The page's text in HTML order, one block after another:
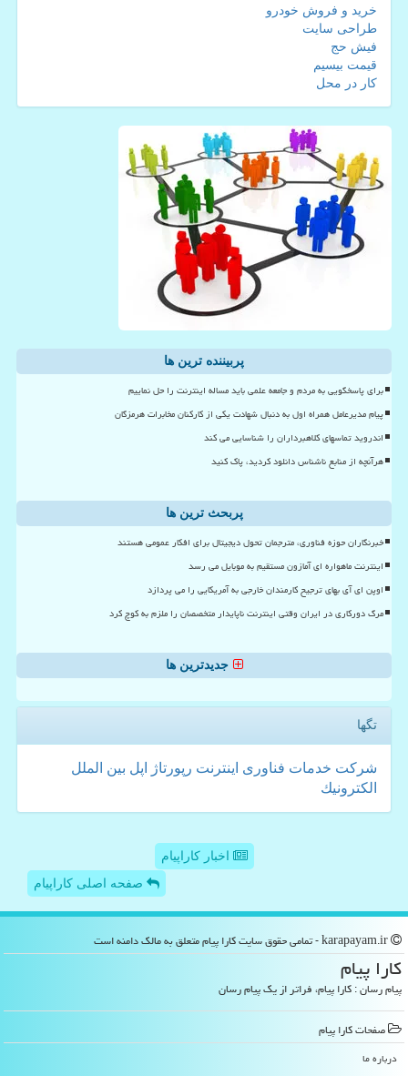
خرید و فروش خودرو
طراحی سایت
فیش حج
قیمت بیسیم
کار در محل
پربیننده ترین ها
برای پاسخگویی به مردم و جامعه علمی باید مساله اینترنت را حل نماییم
پیام مدیرعامل همراه اول به دنبال شهادت یکی از کارکنان مخابرات هرمزگان
اندروید تماسهای کلاهبرداران را شناسایی می کند
هرآنچه از منابع ناشناس دانلود کردید، پاک کنید
پربحث ترین ها
خبرنگاران حوزه فناوری، مترجمان تحول دیجیتال برای افکار عمومی هستند
اینترنت ماهواره ای آمازون مستقیم به موبایل می رسد
اوپن ای آی بهای ترجیح کارمندان خارجی به آمریکایی را می پردازد
مرگ دورکاری در ایران وقتی اینترنت ناپایدار متخصصان را ملزم به کوچ کرد
جدیدترین ها
تگها
شركت خدمات فناوری اینترنت رپورتاژ اپل بین الملل
الكترونیك
اخبار کاراپیام
صفحه اصلی کاراپیام
كارا پیام
پیام رسان : کارا پیام، فراتر از یک پیام رسان
صفحات كارا پیام
درباره ما